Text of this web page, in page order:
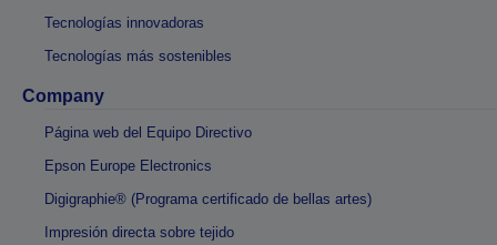
Tecnologías innovadoras
Tecnologías más sostenibles
Company
Página web del Equipo Directivo
Epson Europe Electronics
Digigraphie® (Programa certificado de bellas artes)
Impresión directa sobre tejido